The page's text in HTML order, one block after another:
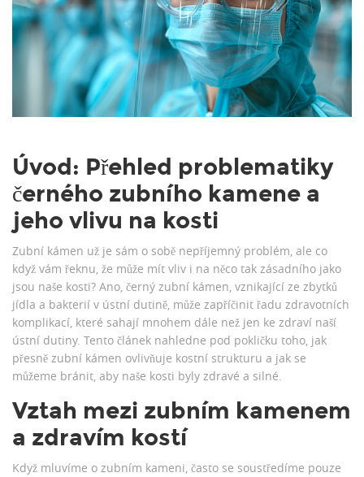
Úvod: Přehled problematiky
černého zubního kamene a
jeho vlivu na kosti
Zubní kámen už je sám o sobě nepříjemný problém, ale co
když vám řeknu, že může mít vliv i na něco tak zásadního jako
jsou naše kosti? Ano, černý zubní kámen, vznikající ze zbytků
jídla a bakterií v ústní dutině, může zapříčinit řadu zdravotních
komplikací, které sahají mnohem dále než jen ke zdraví naší
ústní dutiny. Tento článek nahledne pod pokličku toho, jak
přesně zubní kámen ovlivňuje kostní strukturu a jak se
můžeme bránit, aby naše kosti byly zdravé a silné.
Vztah mezi zubním kamenem
a zdravím kostí
Když mluvíme o zubním kameni, často se soustředíme pouze